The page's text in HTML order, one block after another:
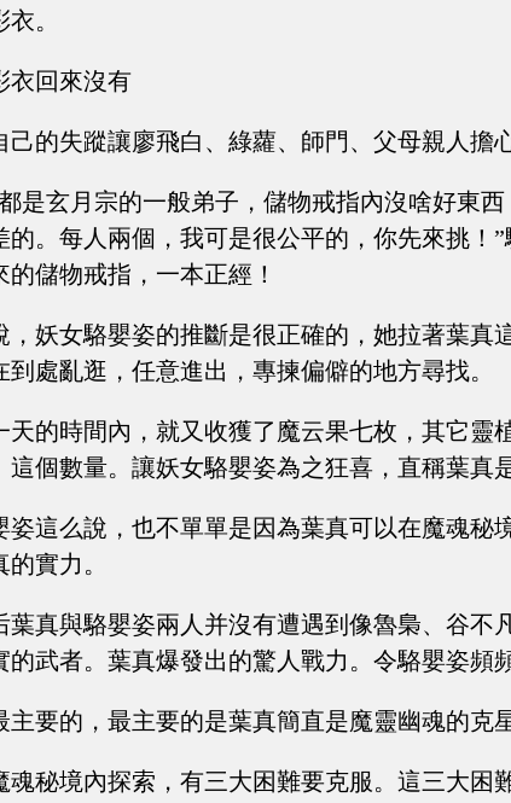
。
衣回來沒有
己的失蹤讓廖飛白、綠蘿、師門、父母親人擔
是玄月宗的一般弟子，儲物戒指內沒啥好東
的。每人兩個，我可是很公平的，你先來挑！
的儲物戒指，一本正經！
，妖女駱嬰姿的推斷是很正確的，她拉著葉真
到處亂逛，任意進出，專揀偏僻的地方尋找。
天的時間內，就又收獲了魔云果七枚，其它靈
這個數量。讓妖女駱嬰姿為之狂喜，直稱葉真
姿這么說，也不單單是因為葉真可以在魔魂秘
實力。
葉真與駱嬰姿兩人并沒有遭遇到像魯梟、谷不
的武者。葉真爆發出的驚人戰力。令駱嬰姿頻
主要的，最主要的是葉真簡直是魔靈幽魂的克星
魂秘境內探索，有三大困難要克服。這三大困